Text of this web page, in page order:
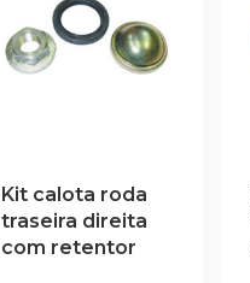
Kit calota roda
traseira direita
com retentor